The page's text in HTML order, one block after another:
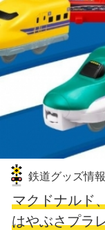
鉄道グッズ情報
マクドナルド
はやぶさプラ